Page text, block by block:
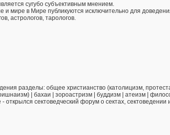
сугубо субъективным мнением.
мире в Мире публикуются исключительно для
астрологов, тарологов.
разделы: общее христианство (католицизм,
| бахаи | зороастризм | буддизм | атеизм |
сектоведческий форум о сектах,